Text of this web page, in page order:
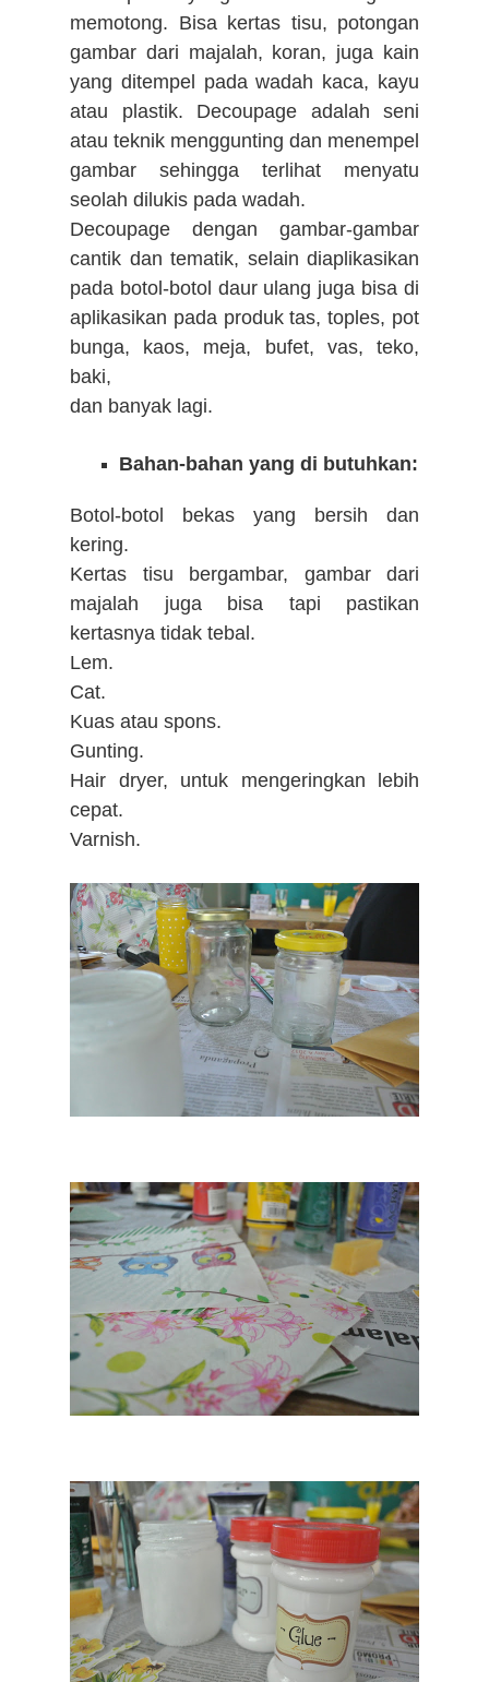
memotong. Bisa kertas tisu, potongan
gambar dari majalah, koran, juga kain
yang ditempel pada wadah kaca, kayu
atau plastik. Decoupage adalah seni
atau teknik menggunting dan menempel
gambar sehingga terlihat menyatu
seolah dilukis pada wadah.
Decoupage dengan gambar-gambar
cantik dan tematik, selain diaplikasikan
pada botol-botol daur ulang juga bisa di
aplikasikan pada produk tas, toples, pot
bunga, kaos, meja, bufet, vas, teko,
baki,
dan banyak lagi.
Bahan-bahan yang di butuhkan:
Botol-botol bekas yang bersih dan
kering.
Kertas tisu bergambar, gambar dari
majalah juga bisa tapi pastikan
kertasnya tidak tebal.
Lem.
Cat.
Kuas atau spons.
Gunting.
Hair dryer, untuk mengeringkan lebih
cepat.
Varnish.